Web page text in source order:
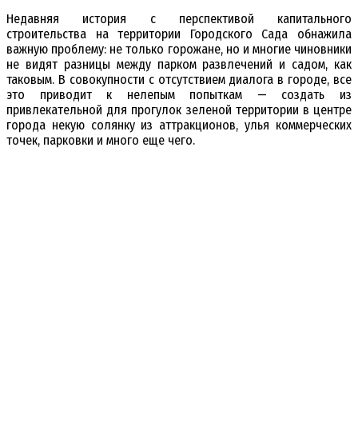
Недавняя история с перспективой капитального
строительства на территории Городского Сада обнажила
важную проблему: не только горожане, но и многие чиновники
не видят разницы между парком развлечений и садом, как
таковым. В совокупности с отсутствием диалога в городе, все
это приводит к нелепым попыткам — создать из
привлекательной для прогулок зеленой территории в центре
города некую солянку из аттракционов, улья коммерческих
точек, парковки и много еще чего.